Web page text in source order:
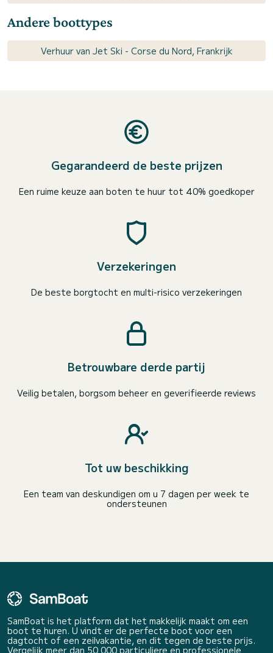
Andere boottypes
Verhuur van Jet Ski - Corse du Nord, Frankrijk
Gegarandeerd de beste prijzen
Een ruime keuze aan boten te huur tot 40% goedkoper
Verzekeringen
De beste borgtocht en multi-risico verzekeringen
Betrouwbare derde partij
Veilig betalen, borgsom beheer en geverifieerde reviews
Tot uw beschikking
Een team van deskundigen om u 7 dagen per week te
ondersteunen
SamBoat is het platform dat het makkelijk maakt om een
boot te huren. U vindt er de perfecte boot voor een
dagtocht of een zeilvakantie, en dit tegen de beste prijs.
Vergelijk meer dan 50 000 particuliere en professionele